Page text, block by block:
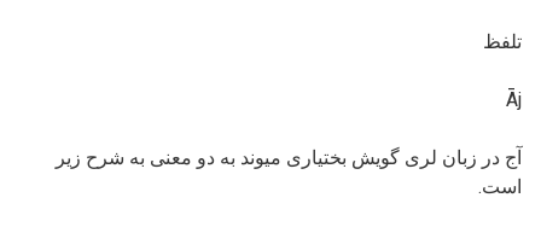
تلفظ
Āj
آج در زبان لری گویش بختیاری میوند به دو معنی به شرح زیر
است.